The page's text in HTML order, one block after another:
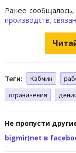
Ранее
производств,
Теги: Кабмин
ограничения
Не пропусти
bigmir)net в